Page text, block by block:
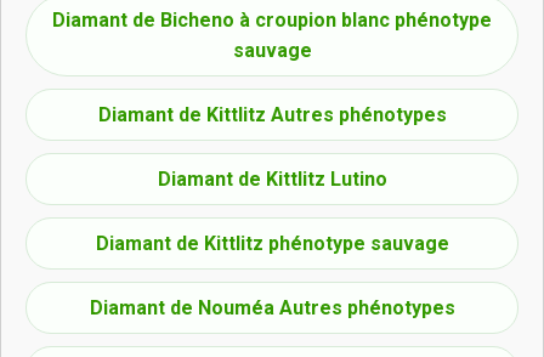
Diamant de Bicheno à croupion blanc phénotype
sauvage
Diamant de Kittlitz Autres phénotypes
Diamant de Kittlitz Lutino
Diamant de Kittlitz phénotype sauvage
Diamant de Nouméa Autres phénotypes